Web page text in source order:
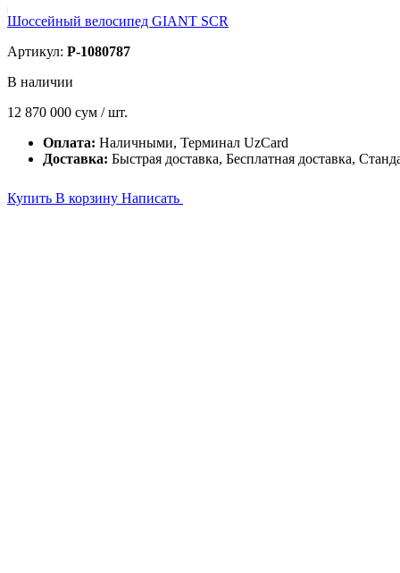
Шоссейный велосипед GIANT SCR
Артикул: P-1080787
В наличии
12 870 000 сум / шт.
Оплата: Наличными, Терминал UzCard
Доставка: Быстрая доставка, Бесплатная доставка,
Купить В корзину Написать